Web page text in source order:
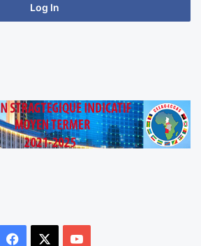
Log In
Facebook